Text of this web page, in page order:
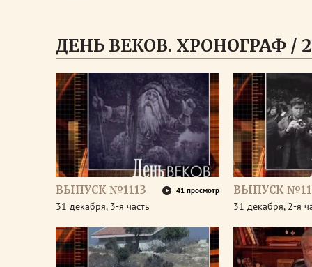
ДЕНЬ ВЕКОВ. ХРОНОГРАФ /
ВЫПУСК №1113 41 просмотр
31 декабря, 3-я часть
ВЫПУСК
31 декабря, 2-я